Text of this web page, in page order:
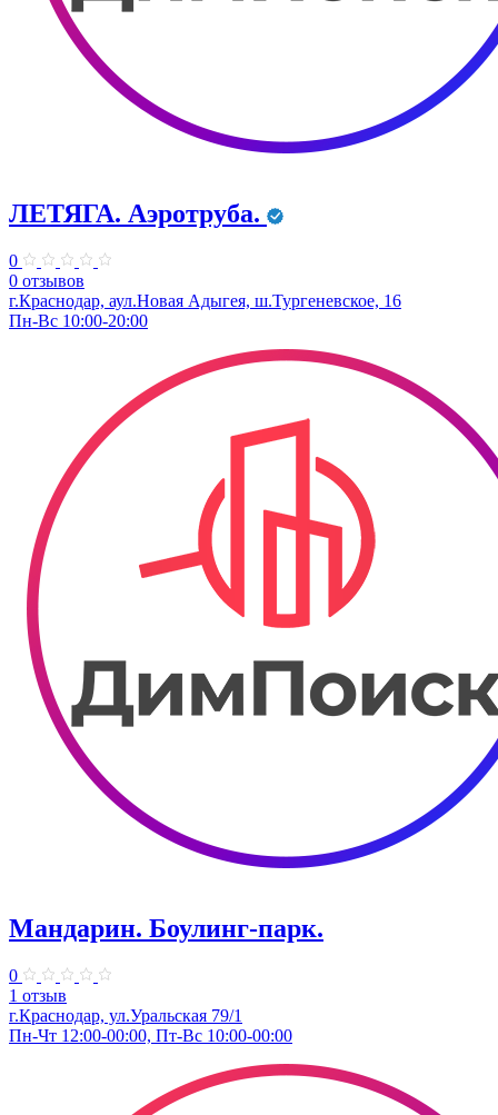
ЛЕТЯГА. Аэротруба.
0
0 отзывов
г.Краснодар, аул.Новая Адыгея, ш.Тургеневское, 16
Пн-Вс 10:00-20:00
Мандарин. Боулинг-парк.
0
1 отзыв
г.Краснодар, ул.Уральская 79/1
Пн-Чт 12:00-00:00, Пт-Вс 10:00-00:00